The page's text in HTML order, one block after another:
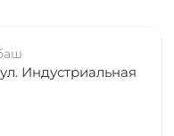
Индустриальная